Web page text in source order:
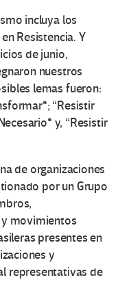
incluya los
Resistencia. Y
de junio,
nuestros
lemas fueron:
“Resistir
y, “Resistir
de organizaciones
por un Grupo
y movimientos
presentes en
y
representativas de